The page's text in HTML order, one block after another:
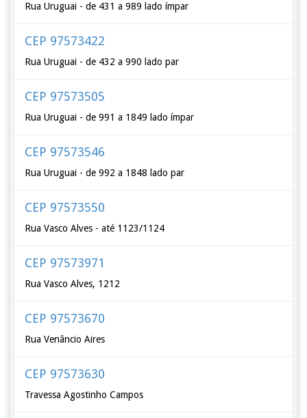
Rua Uruguai - de 431 a 989 lado ímpar
CEP 97573422
Rua Uruguai - de 432 a 990 lado par
CEP 97573505
Rua Uruguai - de 991 a 1849 lado ímpar
CEP 97573546
Rua Uruguai - de 992 a 1848 lado par
CEP 97573550
Rua Vasco Alves - até 1123/1124
CEP 97573971
Rua Vasco Alves, 1212
CEP 97573670
Rua Venâncio Aires
CEP 97573630
Travessa Agostinho Campos